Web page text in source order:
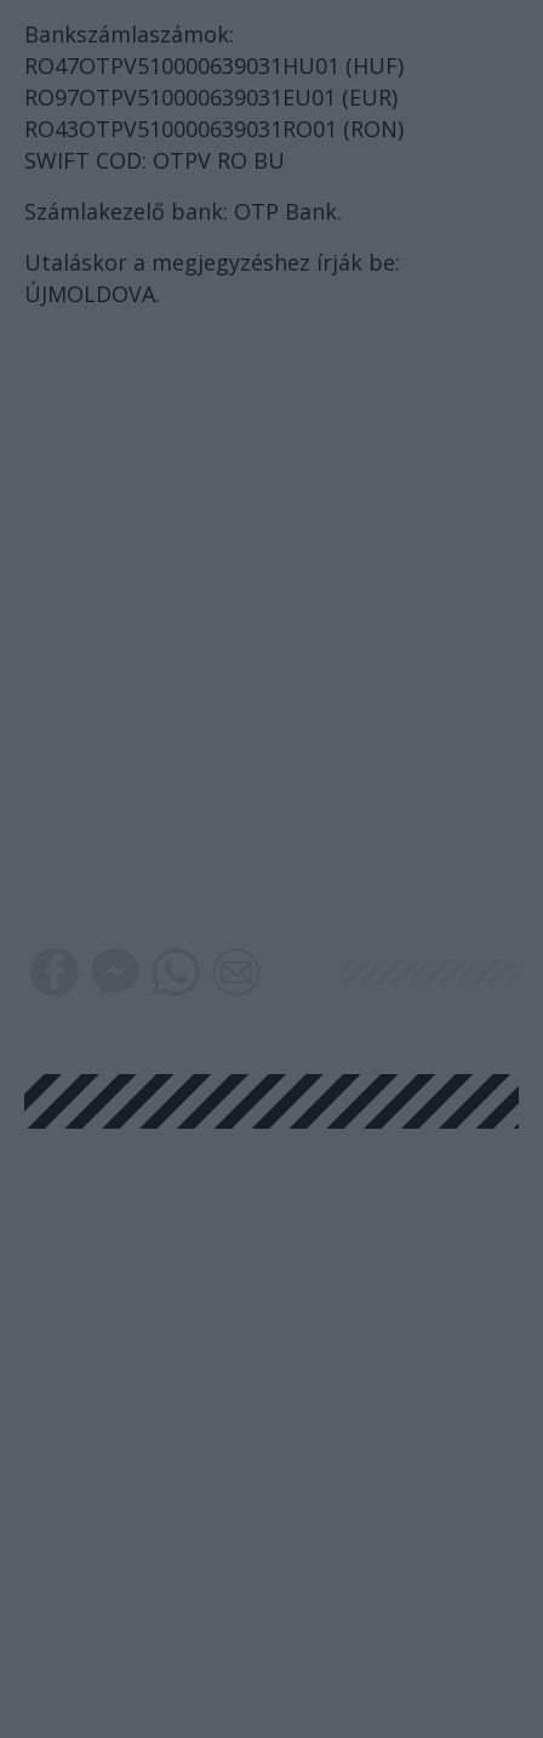
Bankszámlaszámok:
RO47OTPV510000639031HU01 (HUF)
RO97OTPV510000639031EU01 (EUR)
RO43OTPV510000639031RO01 (RON)
SWIFT COD: OTPV RO BU
Számlakezelő bank: OTP Bank.
Utaláskor a megjegyzéshez írják be:
ÚJMOLDOVA.